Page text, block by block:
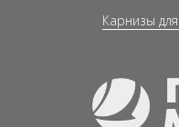
Карнизы